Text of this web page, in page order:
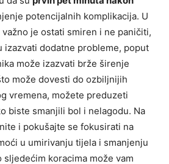
potencijalnih komplikacija. U
je ostati smiren i ne paničiti,
izazvati dodatne probleme, poput
može izazvati brže širenje
može dovesti do ozbiljnijih
vremena, možete preduzeti
biste smanjili bol i nelagodu. Na
i pokušajte se fokusirati na
u umirivanju tijela i smanjenju
sljedećim koracima može vam